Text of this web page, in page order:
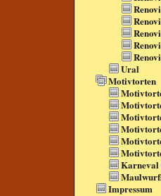
Ural
Motivtorten
Karneval
Impressum